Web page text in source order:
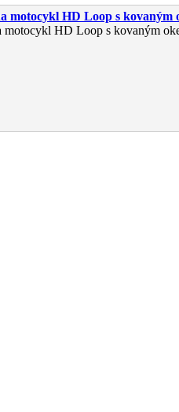
motocykl HD Loop s
motocykl HD Loop s kovaným